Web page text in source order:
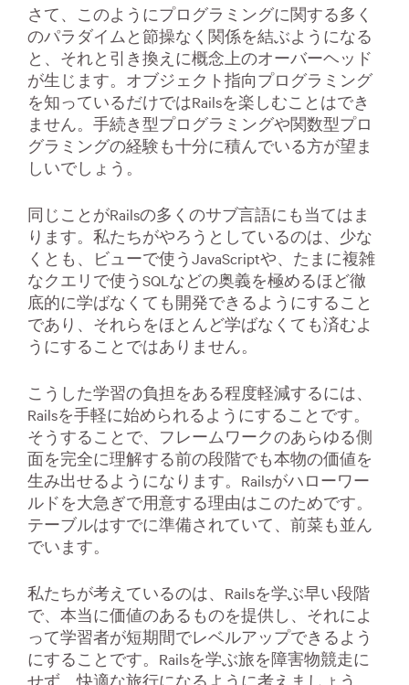
さて、このようにプログラミングに関する多く
のパラダイムと節操なく関係を結ぶようになる
と、それと引き換えに概念上のオーバーヘッド
が生じます。オブジェクト指向プログラミング
を知っているだけではRailsを楽しむことはでき
ません。手続き型プログラミングや関数型プロ
グラミングの経験も十分に積んでいる方が望ま
しいでしょう。
同じことがRailsの多くのサブ言語にも当てはま
ります。私たちがやろうとしているのは、少な
くとも、ビューで使うJavaScriptや、たまに複雑
なクエリで使うSQLなどの奥義を極めるほど徹
底的に学ばなくても開発できるようにすること
であり、それらをほとんど学ばなくても済むよ
うにすることではありません。
こうした学習の負担をある程度軽減するには、
Railsを手軽に始められるようにすることです。
そうすることで、フレームワークのあらゆる側
面を完全に理解する前の段階でも本物の価値を
生み出せるようになります。Railsがハローワー
ルドを大急ぎで用意する理由はこのためです。
テーブルはすでに準備されていて、前菜も並ん
でいます。
私たちが考えているのは、Railsを学ぶ早い段階
で、本当に価値のあるものを提供し、それによ
って学習者が短期間でレベルアップできるよう
にすることです。Railsを学ぶ旅を障害物競走に
せず、快適な旅行になるように考えましょう。